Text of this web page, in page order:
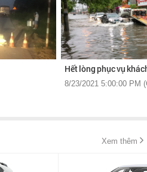
Hết lòng phục vụ
8/23/2021 5:00:00 PM
Xem thêm